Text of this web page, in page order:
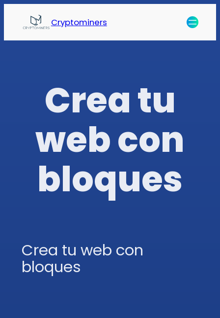
Cryptominers
Crea tu
web con
bloques
Crea tu web con
bloques